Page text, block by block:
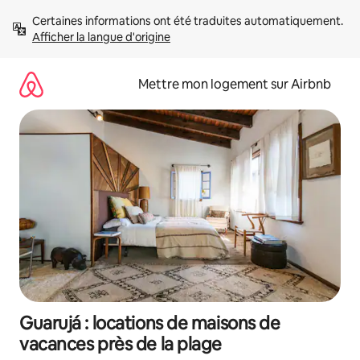
directement
Afficher la langue d'origine
Mettre mon logement sur Airbnb
Guarujá : locations de maisons de
vacances près de la plage